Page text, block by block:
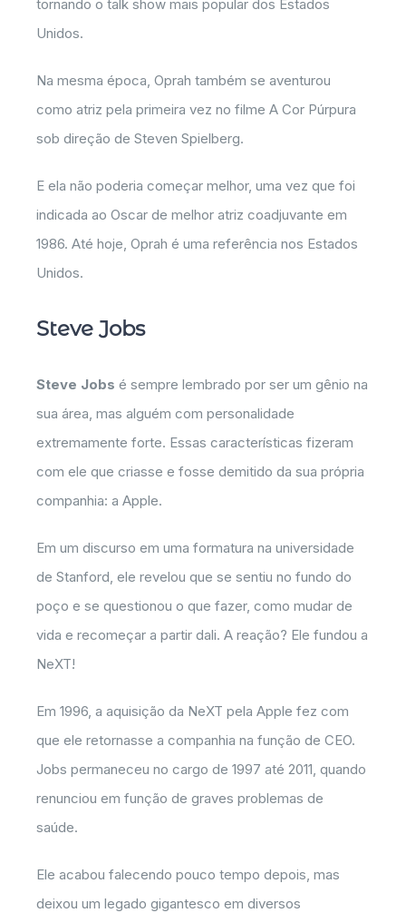
tornando o talk show mais popular dos Estados
Unidos.
Na mesma época, Oprah também se aventurou
como atriz pela primeira vez no filme A Cor Púrpura
sob direção de Steven Spielberg.
E ela não poderia começar melhor, uma vez que foi
indicada ao Oscar de melhor atriz coadjuvante em
1986. Até hoje, Oprah é uma referência nos Estados
Unidos.
Steve Jobs
Steve Jobs é sempre lembrado por ser um gênio na
sua área, mas alguém com personalidade
extremamente forte. Essas características fizeram
com ele que criasse e fosse demitido da sua própria
companhia: a Apple.
Em um discurso em uma formatura na universidade
de Stanford, ele revelou que se sentiu no fundo do
poço e se questionou o que fazer, como mudar de
vida e recomeçar a partir dali. A reação? Ele fundou a
NeXT!
Em 1996, a aquisição da NeXT pela Apple fez com
que ele retornasse a companhia na função de CEO.
Jobs permaneceu no cargo de 1997 até 2011, quando
renunciou em função de graves problemas de
saúde.
Ele acabou falecendo pouco tempo depois, mas
deixou um legado gigantesco em diversos